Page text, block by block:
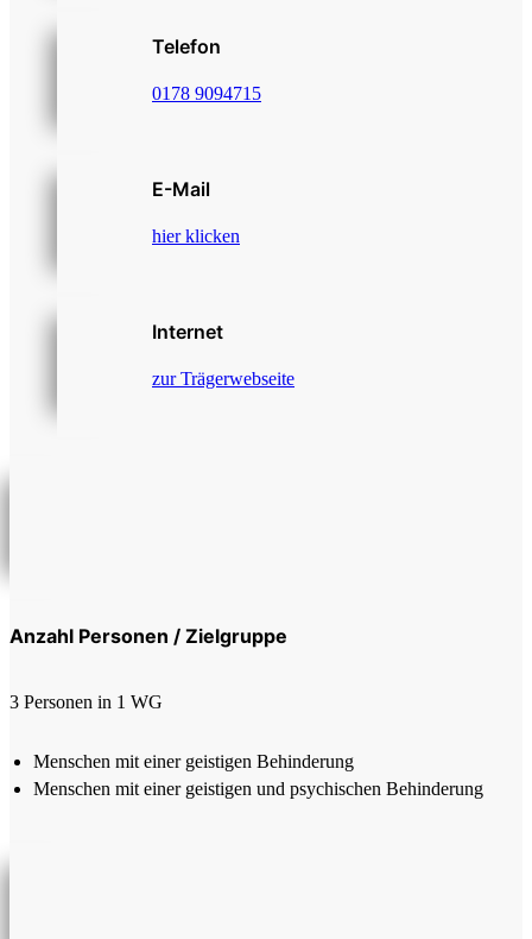
Telefon
0178 9094715
E-Mail
hier klicken
Internet
zur Trägerwebseite
Anzahl Personen / Zielgruppe
3 Personen in 1 WG
Menschen mit einer geistigen Behinderung
Menschen mit einer geistigen und psychischen Behinderung